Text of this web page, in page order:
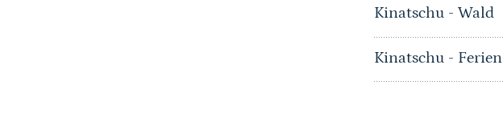
Kinatschu - Wald
Kinatschu - Ferien